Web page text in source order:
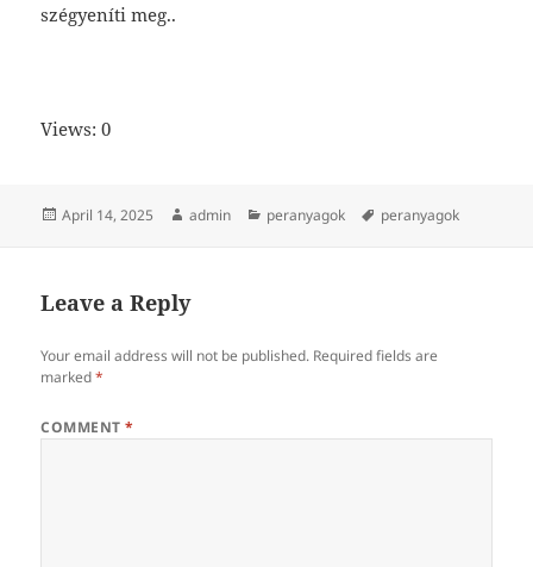
szégyeníti meg..
Views: 0
Posted
April 14, 2025 Author
admin Categories
peranyagok Tags
peranyagok
Leave a Reply
Your email address will not be published. Required fields are
marked*
COMMENT*